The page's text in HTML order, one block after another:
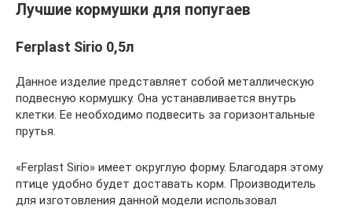
Лучшие кормушки для попугаев
Ferplast Sirio 0,5л
Данное изделие представляет собой металлическую
подвесную кормушку. Она устанавливается внутрь
клетки. Ее необходимо подвесить за горизонтальные
прутья.
«Ferplast Sirio» имеет округлую форму. Благодаря этому
птице удобно будет доставать корм. Производитель
для изготовления данной модели использовал